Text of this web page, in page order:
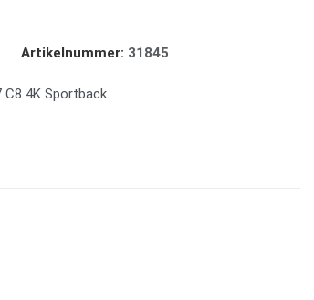
Artikelnummer: 31845
4K Sportback.